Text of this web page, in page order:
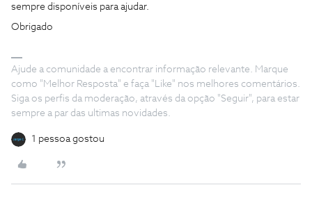
sempre disponíveis para ajudar.
Obrigado
Ajude a comunidade a encontrar informação relevante. Marque
como "Melhor Resposta" e faça "Like" nos melhores comentários.
Siga os perfis da moderação, através da opção "Seguir", para estar
sempre a par das ultimas novidades.
1 pessoa gostou